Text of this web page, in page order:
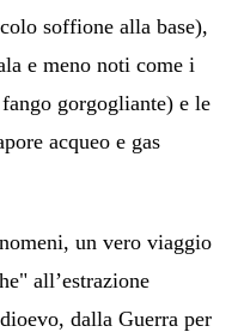
soffione alla base),
e meno noti come i
gorgogliante) e le
acqueo e gas
un vero viaggio
all’estrazione
dalla Guerra per